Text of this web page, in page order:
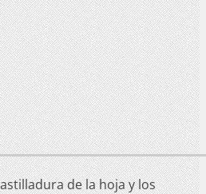
de la hoja y los